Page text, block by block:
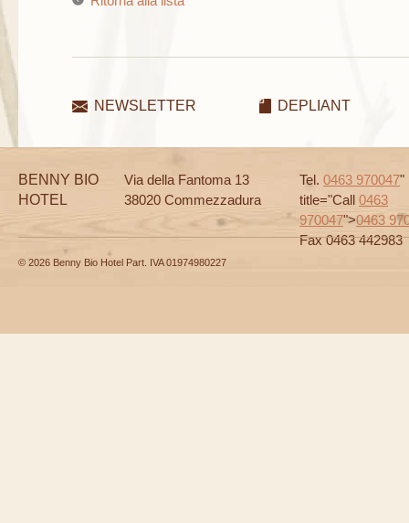
NEWSLETTER DEPLIANT
BENNY BIO
HOTEL
Via della Fantoma 13
38020 Commezzadura
Tel. 0463 970047"
title="Call 0463
970047">0463
Fax 0463 442983
© 2026 Benny Bio Hotel Part. IVA 01974980227